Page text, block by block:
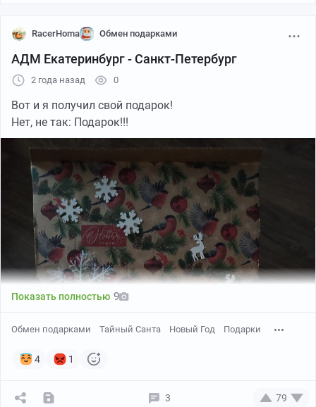
RacerHoma Обмен подарками
АДМ Екатеринбург - Санкт-Петербург
2 года назад 0
Вот и я получил свой подарок!
Нет, не так: Подарок!!!
Показать полностью 9
Обмен подарками Тайный Санта Новый Год Подарки
4 1
3 79